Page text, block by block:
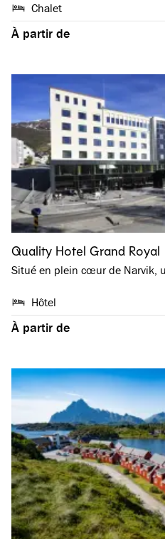
Chalet
À partir de
Quality Hotel Grand Royal
Situé en plein cœur de Narvik,
Hôtel
À partir de